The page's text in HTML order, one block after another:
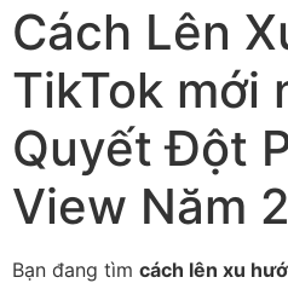
Cách Lên
TikTok mới
Quyết Đột
View Năm
Bạn đang tìm cách lên xu